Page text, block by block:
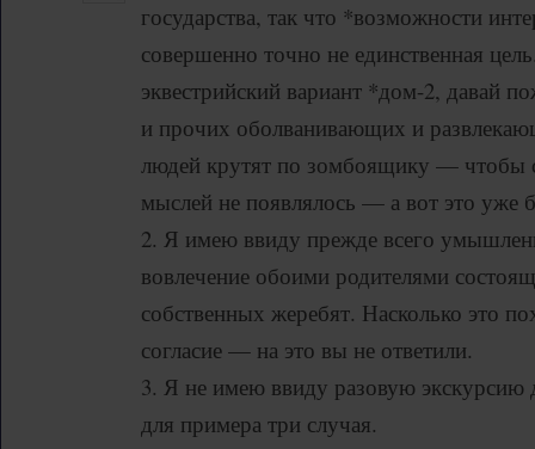
государства, так что *возможности
совершенно точно не единственная
эквестрийский вариант *дом-2, давай
и прочих оболванивающих и
людей крутят по зомбоящику —
мыслей не появлялось — а вот это уже
2. Я имею ввиду прежде всего
вовлечение обоими родителями
собственных жеребят. Насколько это
согласие — на это вы не ответили.
3. Я не имею ввиду разовую экскурсию
для примера три случая.